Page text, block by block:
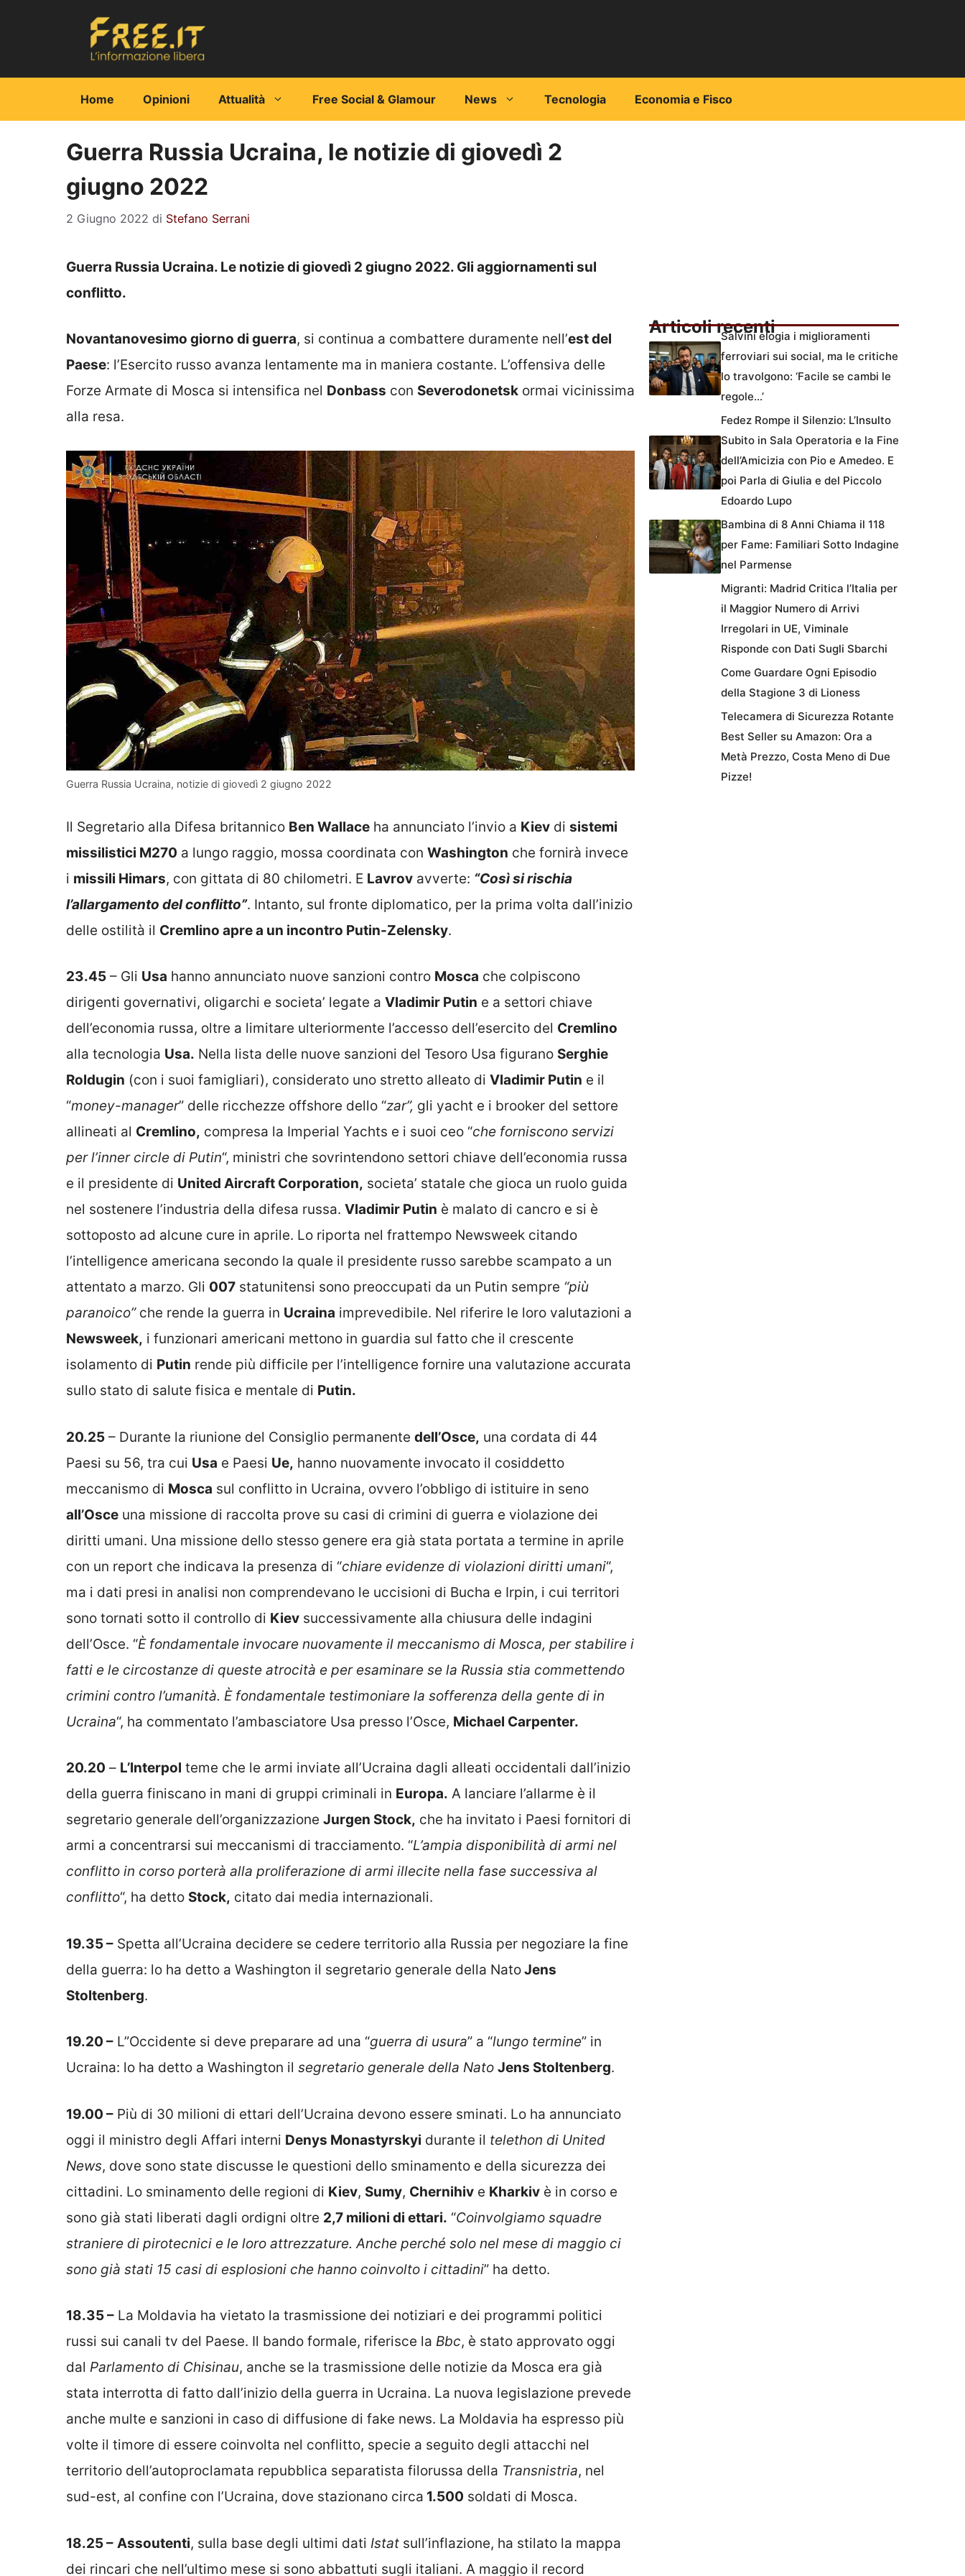
Home Opinioni Attualità Free Social & Glamour News Tecnologia Economia e Fisco
Guerra Russia Ucraina, le notizie di giovedì 2
giugno 2022
2 Giugno 2022 di Stefano Serrani
Guerra Russia Ucraina. Le notizie di giovedì 2 giugno 2022. Gli aggiornamenti sul
conflitto.
Novantanovesimo giorno di guerra, si continua a combattere duramente nell’est del
Paese: l’Esercito russo avanza lentamente ma in maniera costante. L’offensiva delle
Forze Armate di Mosca si intensifica nel Donbass con Severodonetsk ormai vicinissima
alla resa.
Guerra Russia Ucraina, notizie di giovedì 2 giugno 2022
Il Segretario alla Difesa britannico Ben Wallace ha annunciato l’invio a Kiev di sistemi
missilistici M270 a lungo raggio, mossa coordinata con Washington che fornirà invece
i missili Himars, con gittata di 80 chilometri. E Lavrov avverte: “Così si rischia
l’allargamento del conflitto”. Intanto, sul fronte diplomatico, per la prima volta dall’inizio
delle ostilità il Cremlino apre a un incontro Putin-Zelensky.
23.45 – Gli Usa hanno annunciato nuove sanzioni contro Mosca che colpiscono
dirigenti governativi, oligarchi e societa’ legate a Vladimir Putin e a settori chiave
dell’economia russa, oltre a limitare ulteriormente l’accesso dell’esercito del Cremlino
alla tecnologia Usa. Nella lista delle nuove sanzioni del Tesoro Usa figurano Serghie
Roldugin (con i suoi famigliari), considerato uno stretto alleato di Vladimir Putin e il
“money-manager” delle ricchezze offshore dello “zar”, gli yacht e i brooker del settore
allineati al Cremlino, compresa la Imperial Yachts e i suoi ceo “che forniscono servizi
per l’inner circle di Putin“, ministri che sovrintendono settori chiave dell’economia russa
e il presidente di United Aircraft Corporation, societa’ statale che gioca un ruolo guida
nel sostenere l’industria della difesa russa. Vladimir Putin è malato di cancro e si è
sottoposto ad alcune cure in aprile. Lo riporta nel frattempo Newsweek citando
l’intelligence americana secondo la quale il presidente russo sarebbe scampato a un
attentato a marzo. Gli 007 statunitensi sono preoccupati da un Putin sempre “più
paranoico”che rende la guerra in Ucraina imprevedibile. Nel riferire le loro valutazioni a
Newsweek, i funzionari americani mettono in guardia sul fatto che il crescente
isolamento di Putin rende più difficile per l’intelligence fornire una valutazione accurata
sullo stato di salute fisica e mentale di Putin.
20.25 – Durante la riunione del Consiglio permanente dell’Osce, una cordata di 44
Paesi su 56, tra cui Usa e Paesi Ue, hanno nuovamente invocato il cosiddetto
meccanismo di Mosca sul conflitto in Ucraina, ovvero l’obbligo di istituire in seno
all’Osce una missione di raccolta prove su casi di crimini di guerra e violazione dei
diritti umani. Una missione dello stesso genere era già stata portata a termine in aprile
con un report che indicava la presenza di “chiare evidenze di violazioni diritti umani“,
ma i dati presi in analisi non comprendevano le uccisioni di Bucha e Irpin, i cui territori
sono tornati sotto il controllo di Kiev successivamente alla chiusura delle indagini
dell’Osce. “È fondamentale invocare nuovamente il meccanismo di Mosca, per stabilire i
fatti e le circostanze di queste atrocità e per esaminare se la Russia stia commettendo
crimini contro l’umanità. È fondamentale testimoniare la sofferenza della gente di in
Ucraina“, ha commentato l’ambasciatore Usa presso l’Osce, Michael Carpenter.
20.20 – L’Interpol teme che le armi inviate all’Ucraina dagli alleati occidentali dall’inizio
della guerra finiscano in mani di gruppi criminali in Europa. A lanciare l’allarme è il
segretario generale dell’organizzazione Jurgen Stock, che ha invitato i Paesi fornitori di
armi a concentrarsi sui meccanismi di tracciamento. “L’ampia disponibilità di armi nel
conflitto in corso porterà alla proliferazione di armi illecite nella fase successiva al
conflitto“, ha detto Stock, citato dai media internazionali.
19.35 – Spetta all’Ucraina decidere se cedere territorio alla Russia per negoziare la fine
della guerra: lo ha detto a Washington il segretario generale della NatoJens
Stoltenberg.
19.20 – L”Occidente si deve preparare ad una “guerra di usura” a “lungo termine” in
Ucraina: lo ha detto a Washington il segretario generale della Nato Jens Stoltenberg.
19.00 – Più di 30 milioni di ettari dell’Ucraina devono essere sminati. Lo ha annunciato
oggi il ministro degli Affari interni Denys Monastyrskyi durante il telethon di United
News, dove sono state discusse le questioni dello sminamento e della sicurezza dei
cittadini. Lo sminamento delle regioni di Kiev, Sumy, Chernihiv e Kharkiv è in corso e
sono già stati liberati dagli ordigni oltre 2,7 milioni di ettari. “Coinvolgiamo squadre
straniere di pirotecnici e le loro attrezzature. Anche perché solo nel mese di maggio ci
sono già stati 15 casi di esplosioni che hanno coinvolto i cittadini” ha detto.
18.35 – La Moldavia ha vietato la trasmissione dei notiziari e dei programmi politici
russi sui canali tv del Paese. Il bando formale, riferisce la Bbc, è stato approvato oggi
dal Parlamento di Chisinau, anche se la trasmissione delle notizie da Mosca era già
stata interrotta di fatto dall’inizio della guerra in Ucraina. La nuova legislazione prevede
anche multe e sanzioni in caso di diffusione di fake news. La Moldavia ha espresso più
volte il timore di essere coinvolta nel conflitto, specie a seguito degli attacchi nel
territorio dell’autoproclamata repubblica separatista filorussa della Transnistria, nel
sud-est, al confine con l’Ucraina, dove stazionano circa 1.500 soldati di Mosca.
18.25 – Assoutenti, sulla base degli ultimi dati Istat sull’inflazione, ha stilato la mappa
dei rincari che nell’ultimo mese si sono abbattuti sugli italiani. A maggio il record
Articoli recentiSalvini elogia i miglioramenti
ferroviari sui social, ma le critiche
lo travolgono: ‘Facile se cambi le
regole…’
Fedez Rompe il Silenzio: L’Insulto
Subito in Sala Operatoria e la Fine
dell’Amicizia con Pio e Amedeo. E
poi Parla di Giulia e del Piccolo
Edoardo Lupo
Bambina di 8 Anni Chiama il 118
per Fame: Familiari Sotto Indagine
nel Parmense
Migranti: Madrid Critica l’Italia per
il Maggior Numero di Arrivi
Irregolari in UE, Viminale
Risponde con Dati Sugli Sbarchi
Come Guardare Ogni Episodio
della Stagione 3 di Lioness
Telecamera di Sicurezza Rotante
Best Seller su Amazon: Ora a
Metà Prezzo, Costa Meno di Due
Pizze!